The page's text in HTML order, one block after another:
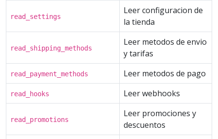
read_settings
Leer configuracion de
la tienda
read_shipping_methods
Leer metodos de envio
y tarifas
read_payment_methods Leer metodos de pago
read_hooks Leer webhooks
read_promotions
Leer promociones y
descuentos